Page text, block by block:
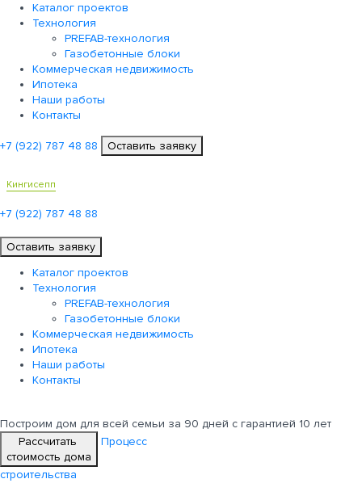
Каталог проектов
Технология
PREFAB-технология
Газобетонные блоки
Коммерческая недвижимость
Ипотека
Наши работы
Контакты
+7 (922) 787 48 88 Оставить заявку
Кингисепп
+7 (922) 787 48 88
Оставить заявку
Каталог проектов
Технология
PREFAB-технология
Газобетонные блоки
Коммерческая недвижимость
Ипотека
Наши работы
Контакты
Построим дом для всей семьи за 90 дней с гарантией 10 лет
Рассчитать
стоимость дома
Процесс
строительства